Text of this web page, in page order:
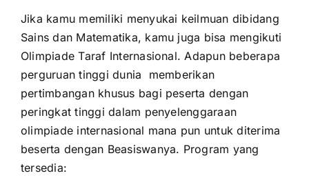
Jika kamu memiliki menyukai keilmuan dibidang
Sains dan Matematika, kamu juga bisa mengikuti
Olimpiade Taraf Internasional. Adapun beberapa
perguruan tinggi dunia memberikan
pertimbangan khusus bagi peserta dengan
peringkat tinggi dalam penyelenggaraan
olimpiade internasional mana pun untuk diterima
beserta dengan Beasiswanya. Program yang
tersedia: